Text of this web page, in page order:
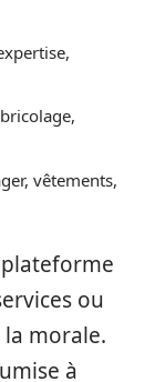
vêtements,
ou
la morale.
à